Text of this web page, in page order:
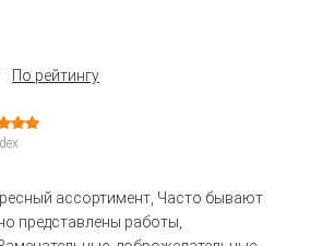
По рейтингу
ассортимент, Часто бывают
представлены работы,